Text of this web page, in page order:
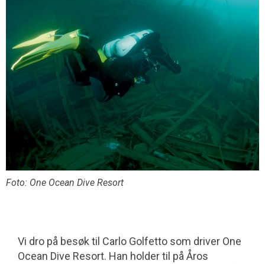
Foto: One Ocean Dive Resort
Vi dro på besøk til Carlo Golfetto som driver One
Ocean Dive Resort. Han holder til på Åros